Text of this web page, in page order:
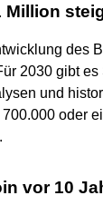
Million
des
2030 gibt
und
oder
vor 10